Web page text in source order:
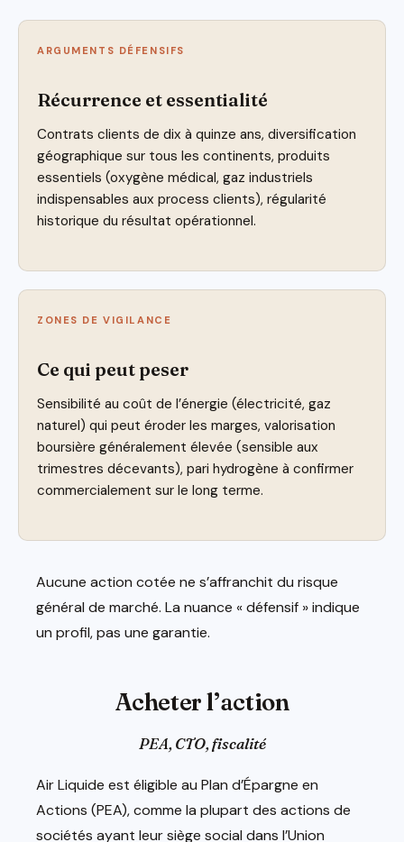
ARGUMENTS DÉFENSIFS
Récurrence et essentialité
Contrats clients de dix à quinze ans, diversification
géographique sur tous les continents, produits
essentiels (oxygène médical, gaz industriels
indispensables aux process clients), régularité
historique du résultat opérationnel.
ZONES DE VIGILANCE
Ce qui peut peser
Sensibilité au coût de l’énergie (électricité, gaz
naturel) qui peut éroder les marges, valorisation
boursière généralement élevée (sensible aux
trimestres décevants), pari hydrogène à confirmer
commercialement sur le long terme.
Aucune action cotée ne s’affranchit du risque
général de marché. La nuance « défensif » indique
un profil, pas une garantie.
Acheter l’action
PEA, CTO, fiscalité
Air Liquide est éligible au Plan d’Épargne en
Actions (PEA), comme la plupart des actions de
sociétés ayant leur siège social dans l’Union